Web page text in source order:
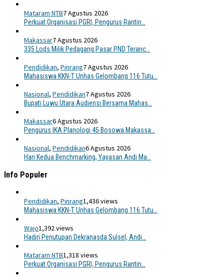
Mataram NTB7 Agustus 2026
Perkuat Organisasi PGRI, Pengurus Rantin…
Makassar7 Agustus 2026
335 Lods Milik Pedagang Pasar PND Teranc…
Pendidikan, Pinrang7 Agustus 2026
Mahasiswa KKN-T Unhas Gelombang 116 Tutu…
Nasional, Pendidikan7 Agustus 2026
Bupati Luwu Utara Audiensi Bersama Mahas…
Makassar6 Agustus 2026
Pengurus IKA Planologi 45 Bosowa Makassa…
Nasional, Pendidikan6 Agustus 2026
Hari Kedua Benchmarking, Yayasan Andi Ma…
Info Populer
Pendidikan, Pinrang1,436 views
Mahasiswa KKN-T Unhas Gelombang 116 Tutu…
Wajo1,392 views
Hadiri Penutupan Dekranasda Sulsel, Andi…
Mataram NTB1,318 views
Perkuat Organisasi PGRI, Pengurus Rantin…